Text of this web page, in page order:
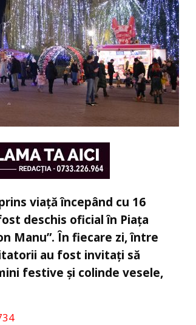
viață începând cu 16
deschis oficial în Piața
Manu”. În fiecare zi, între
au fost invitați să
festive și colinde vesele,